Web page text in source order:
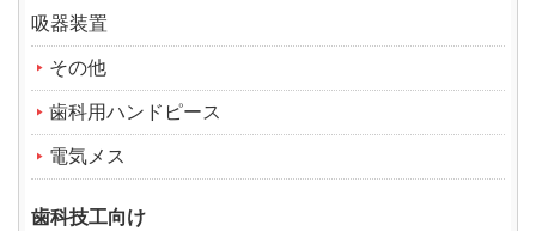
吸器装置
その他
歯科用ハンドピース
電気メス
歯科技工向け